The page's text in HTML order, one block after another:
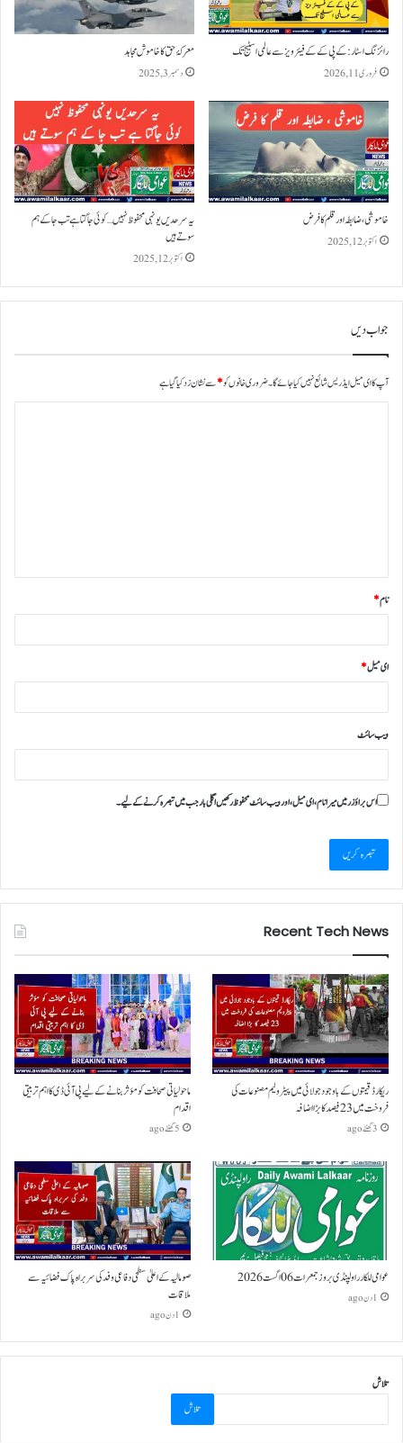
رائزنگ اسٹار: کے پی کے کے فیئر ویز سے عالمی اسٹیج تک
فروری 11, 2026
معرکۂ حق کا خاموش مجاہد
دسمبر 3, 2025
خاموشی ، ضابطہ اور قلم کا فرض
اکتوبر 12, 2025
یہ سرحدیں یونہی محفوظ نہیں… کوئی جاگتا ہے تب جا کے ہم
سوتے ہیں
اکتوبر 12, 2025
جواب دیں
آپ کا ای میل ایڈریس شائع نہیں کیا جائے گا۔ضروری خانوں کو*سے نشان زد کیا گیا ہے
نام*
ای میل*
ویب‌ سائٹ
اس براؤزر میں میرا نام، ای میل، اور ویب سائٹ محفوظ رکھیں اگلی بار جب میں تبصرہ کرنے کےلیے۔
Recent Tech News
ریکارڈ قیمتوں کے باوجود جولائی میں پیٹرولیم مصنوعات کی
فروخت میں 23 فیصد کا بڑا اضافہ
3 گھنٹے ago
ماحولیاتی صحافت کو مؤثر بنانے کے لیے پی آئی ڈی کا اہم تربیتی
اقدام
5 گھنٹے ago
عوامی للکار راولپنڈی بروز جمعرات 06 اگست 2026
1 دن ago
صومالیہ کے اعلیٰ سطحی دفاعی وفد کی سربراہ پاک فضائیہ سے
ملاقات
1 دن ago
تلاش
تلاش